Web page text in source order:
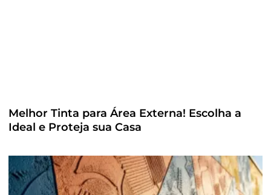
Melhor Tinta para Área Externa! Escolha a
Ideal e Proteja sua Casa